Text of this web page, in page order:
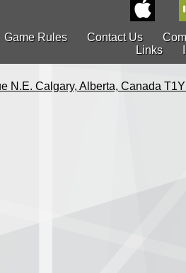
Game Rules Contact Us
Links
N.E. Calgary, Alberta, Canada